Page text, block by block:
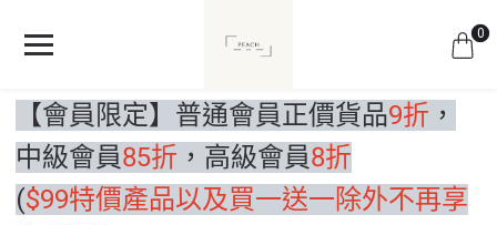
0
【會員限定】普通會員正價貨品9折 ，
中級會員85折 ，高級會員8折
($99特價產品以及買一送一除外不再享